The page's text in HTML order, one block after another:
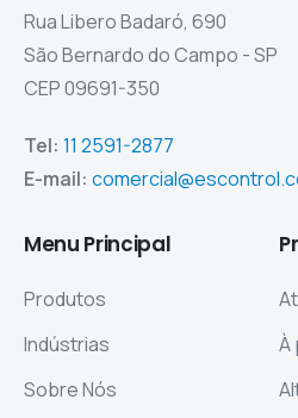
Rua Libero Badaró, 690
São Bernardo do Campo - SP
CEP 09691-350
Tel: 11 2591-2877
E-mail:
Menu Principal
Produtos
Indústrias
Sobre Nós
À